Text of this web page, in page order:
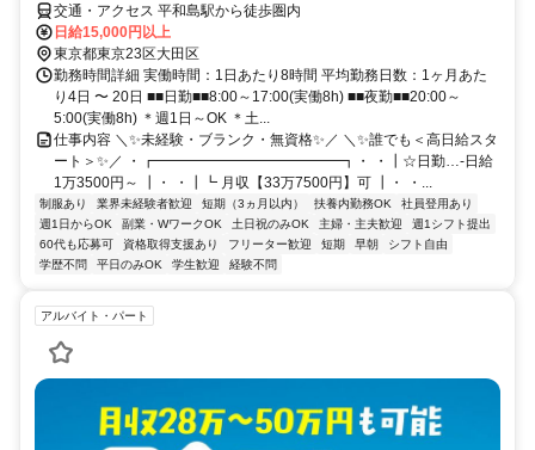
交通・アクセス 平和島駅から徒歩圏内
日給15,000円以上
東京都東京23区大田区
勤務時間詳細 実働時間：1日あたり8時間 平均勤務日数：1ヶ月あた
り4日 〜 20日 ■■日勤■■8:00～17:00(実働8h) ■■夜勤■■20:00～
5:00(実働8h) ＊週1日～OK ＊土...
仕事内容 ＼✨未経験・ブランク・無資格✨／ ＼✨誰でも＜高日給スタ
ート＞✨／ ・┏━━━━━━━━━━━━━┓・ ・┃☆日勤…-日給
1万3500円～ ┃・ ・┃┗ 月収【33万7500円】可 ┃・ ・...
制服あり 業界未経験者歓迎 短期（3ヵ月以内） 扶養内勤務OK
社員登用あり
週1日からOK
副業・WワークOK 土日祝のみOK 主婦・主夫歓迎
週1シフト提出
60代も応募可
資格取得支援あり フリーター歓迎 短期 早朝
シフト自由
学歴不問
平日のみOK 学生歓迎 経験不問
アルバイト・パート